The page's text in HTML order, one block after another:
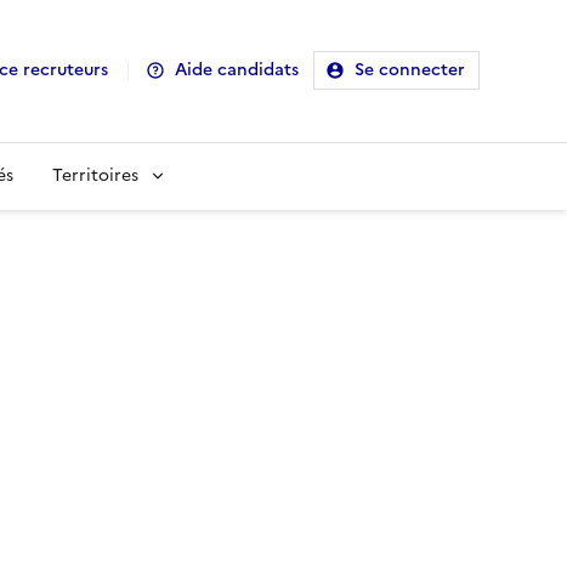
recruteurs Aide candidats Se connecter
Territoires